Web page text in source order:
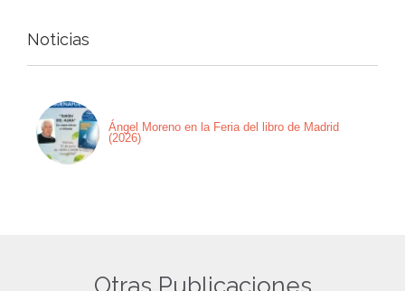
Noticias
Ángel Moreno en la Feria del libro de Madrid
(2026)
Otras Publicaciones